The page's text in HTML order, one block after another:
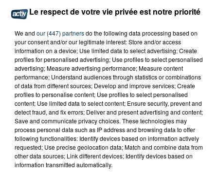
L’ASSE RÉDUIT FACE À SOCHAUX, UNE
PREMIÈRE VICTOIRE POUR NOS VERTS ?
Le respect de votre vie privée est notre priorité
We and our (447) partnersdo the following data processing based on
your consent and/or our legitimate interest: Store and/or access
information on a device; Use limited data to select advertising; Create
profiles for personalised advertising; Use profiles to select personalised
advertising; Measure advertising performance; Measure content
performance; Understand audiences through statistics or combinations
of data from different sources; Develop and improve services; Create
profiles to personalise content; Use profiles to select personalised
content; Use limited data to select content; Ensure security, prevent and
detect fraud, and fix errors; Deliver and present advertising and content;
Save and communicate privacy choices. These technologies may
process personal data such as IP address and browsing data to offer
following functionalities: Identify devices based on information actively
requested; Use precise geolocation data; Match and combine data from
other data sources; Link different devices; Identify devices based on
information transmitted automatically.